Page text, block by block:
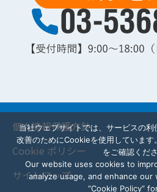
個人情報保護方針
Cookie ポリシー
サイトマップ
当社ウェブサイトでは、サービスの利
改善のためにCookieを使用しています
をご確認くださ
Our website uses cookies to
analyze usage, and enhance
“Cookie Policy”